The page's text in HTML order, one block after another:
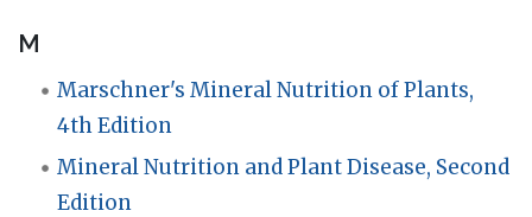
M
Marschner's Mineral Nutrition of Plants,
4th Edition
Mineral Nutrition and Plant Disease, Second
Edition